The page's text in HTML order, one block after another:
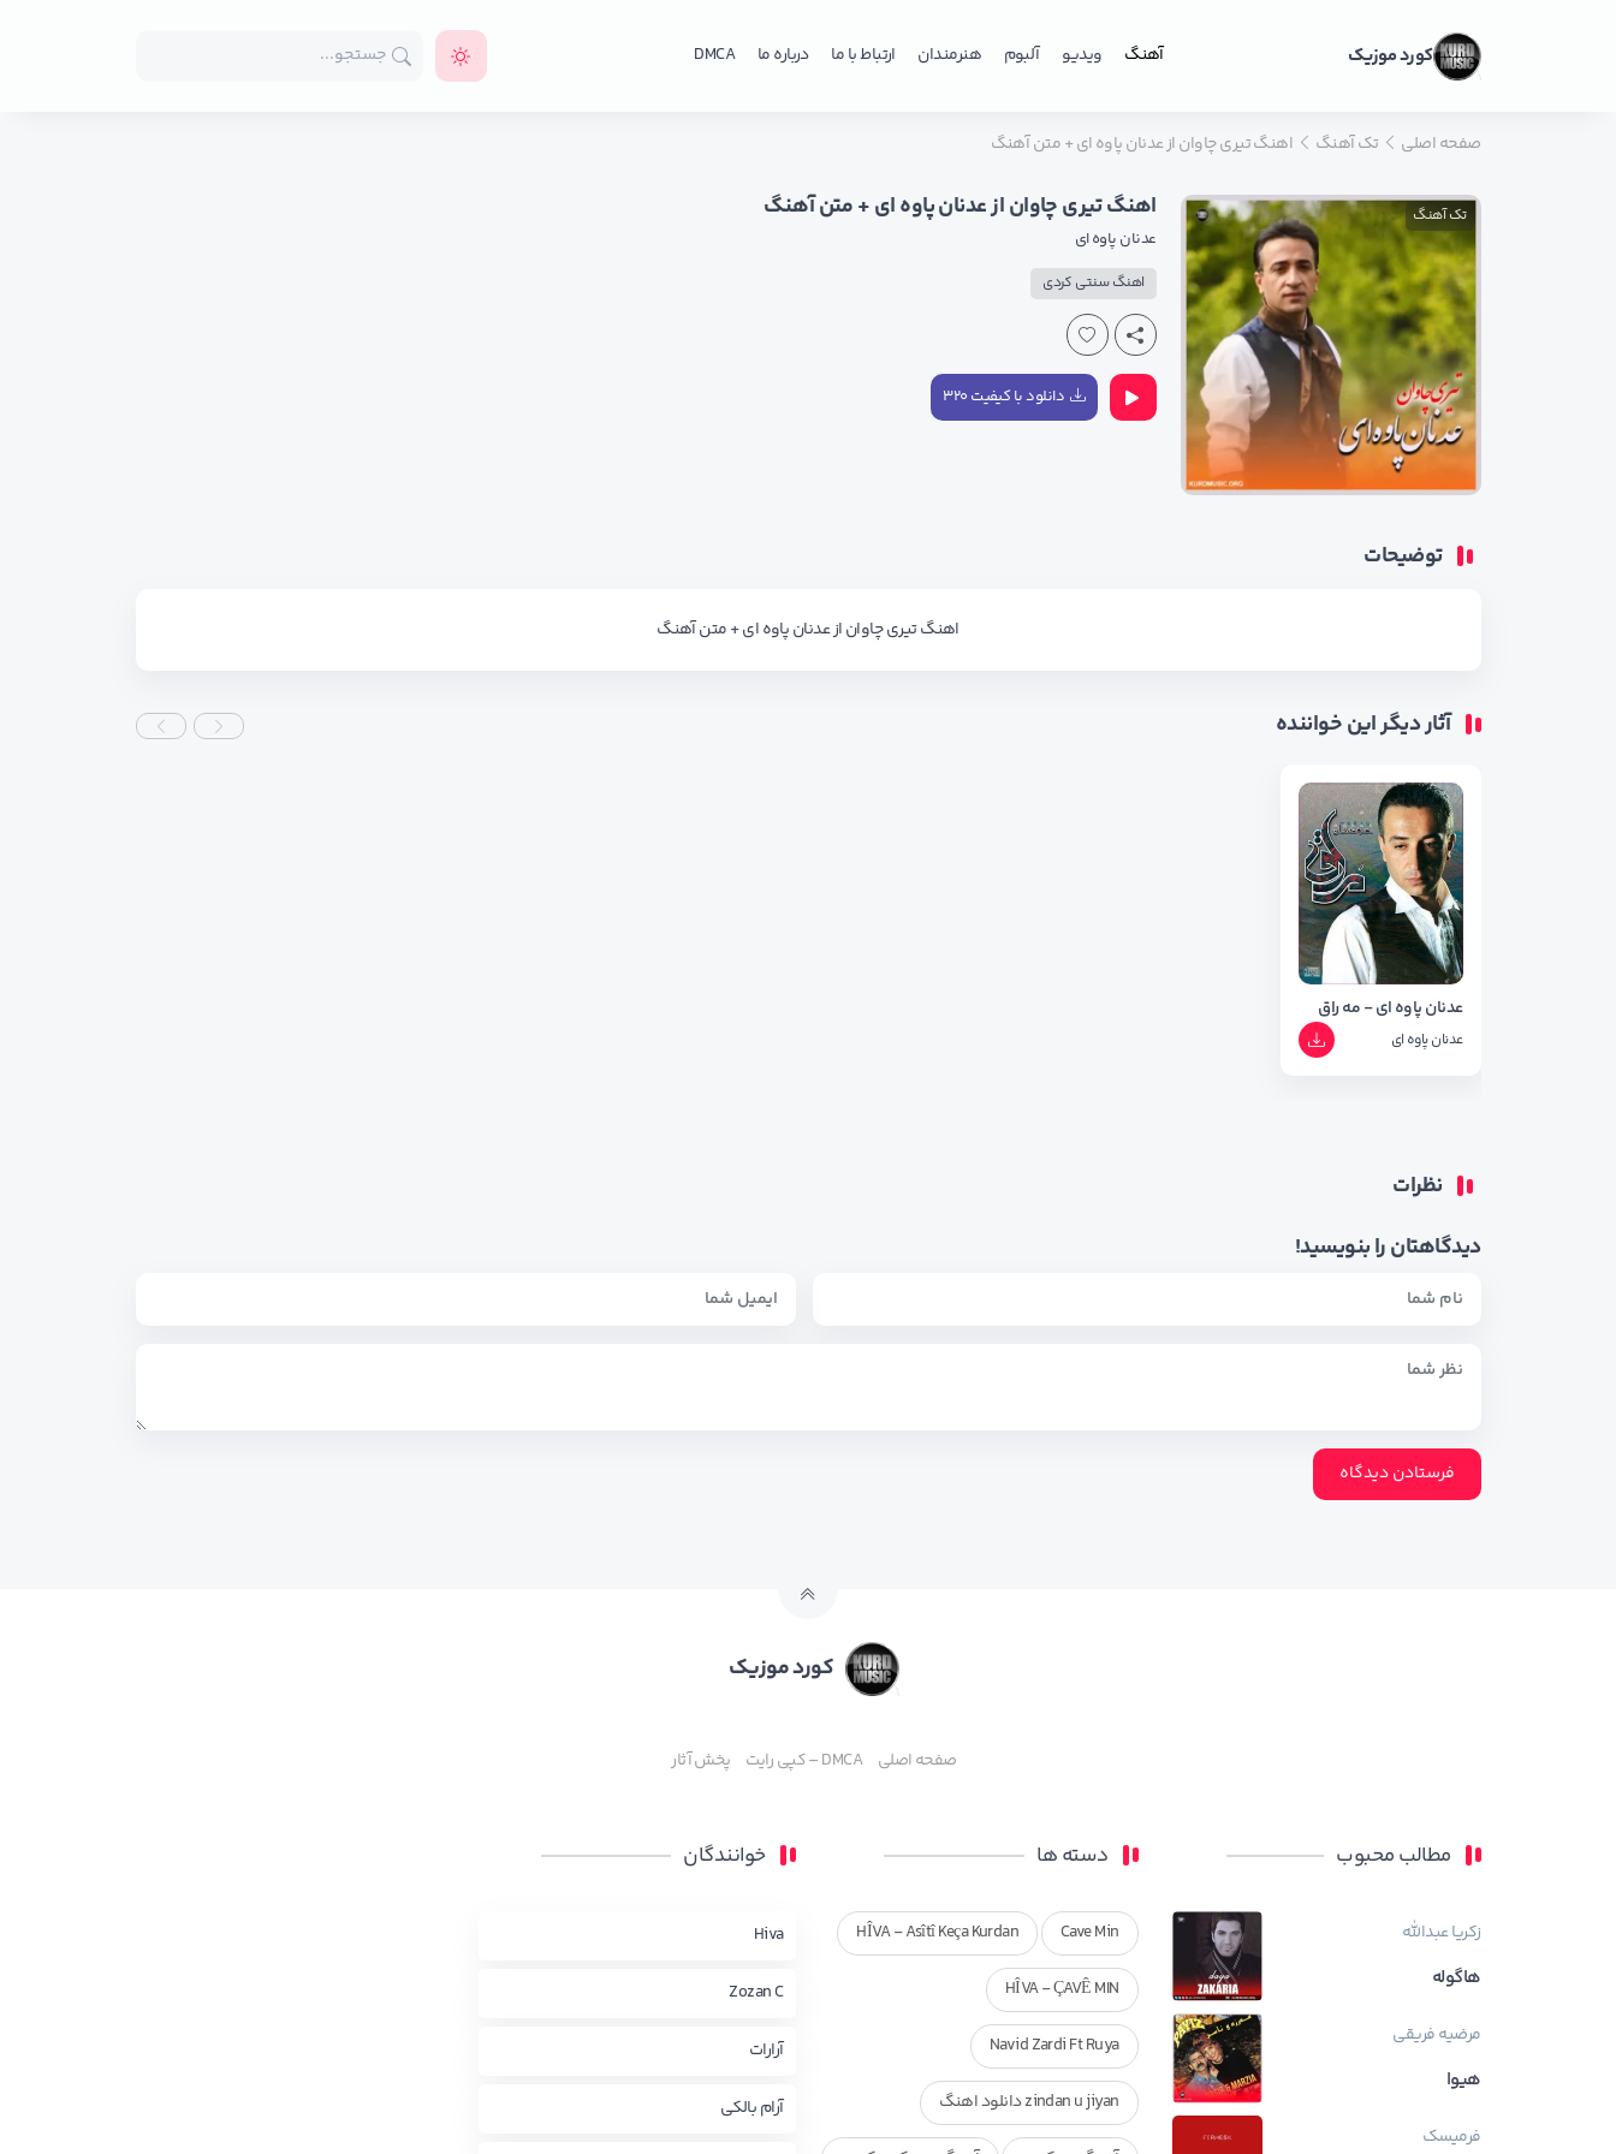
کورد موزیک آهنگ ویدیو آلبوم هنرمندان ارتباط با ما درباره ما DMCA
صفحه اصلی تک آهنگ اهنگ تیری چاوان از عدنان پاوه ای + متن آهنگ
تک آهنگ اهنگ تیری چاوان از عدنان پاوه ای + متن آهنگ
عدنان پاوه ای
اهنگ سنتی کردی
دانلود با کیفیت ۳۲۰
توضیحات
اهنگ تیری چاوان از عدنان پاوه ای + متن آهنگ
آثار دیگر این خواننده
عدنان پاوه ای - مه راق
عدنان پاوه ای
نظرات
دیدگاهتان را بنویسید!
کورد موزیک
صفحه اصلی DMCA – کپی رایت پخش آثار
مطالب محبوب
زکریا عبدالله
هاگوله
مرضیه فریقی
هیوا
فرمیسک
دسته ها
Cave Min
HÎVA - Asîtî Keça Kurdan
HÎVA - ÇAVÊ MIN
Navid Zardi Ft Ruya
zindan u jiyan دانلود اهنگ
خوانندگان
Hiva
Zozan C
آرارات
آرام بالکی